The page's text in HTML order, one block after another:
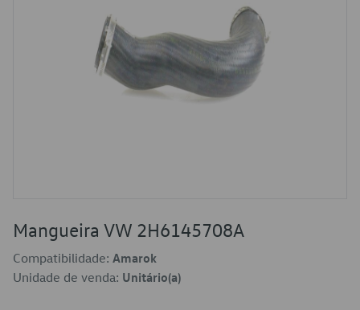
Mangueira VW 2H6145708A
Compatibilidade: Amarok
Unidade de venda: Unitário(a)